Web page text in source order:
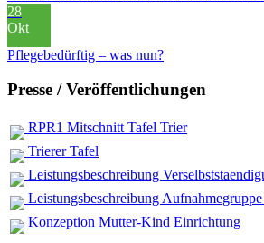
28
Okt
Pflegebedürftig – was nun?
Presse / Veröffentlichungen
RPR1 Mitschnitt Tafel Trier
Trierer Tafel
Leistungsbeschreibung
Leistungsbeschreibung
Konzeption Mutter-Kind Einrichtung